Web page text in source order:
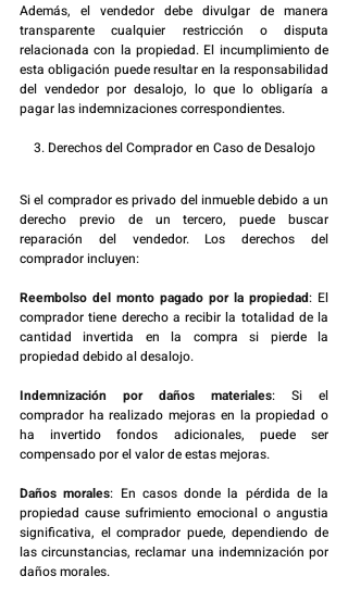
Además, el vendedor debe divulgar de manera
transparente cualquier restricción o disputa
relacionada con la propiedad. El incumplimiento de
esta obligación puede resultar en la responsabilidad
del vendedor por desalojo, lo que lo obligaría a
pagar las indemnizaciones correspondientes.
3. Derechos del Comprador en Caso de Desalojo
Si el comprador es privado del inmueble debido a un
derecho previo de un tercero, puede buscar
reparación del vendedor. Los derechos del
comprador incluyen:
Reembolso del monto pagado por la propiedad: El
comprador tiene derecho a recibir la totalidad de la
cantidad invertida en la compra si pierde la
propiedad debido al desalojo.
Indemnización por daños materiales: Si el
comprador ha realizado mejoras en la propiedad o
ha invertido fondos adicionales, puede ser
compensado por el valor de estas mejoras.
Daños morales: En casos donde la pérdida de la
propiedad cause sufrimiento emocional o angustia
significativa, el comprador puede, dependiendo de
las circunstancias, reclamar una indemnización por
daños morales.